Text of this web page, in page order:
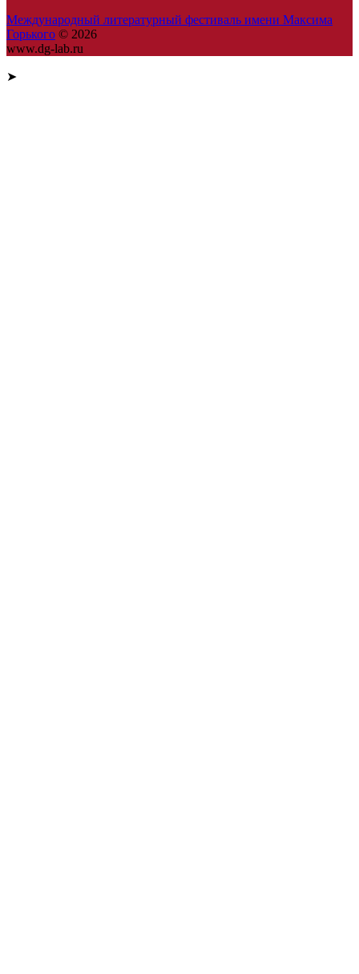
Международный литературный фестиваль имени Максима
Горького © 2026
www.dg-lab.ru
➤